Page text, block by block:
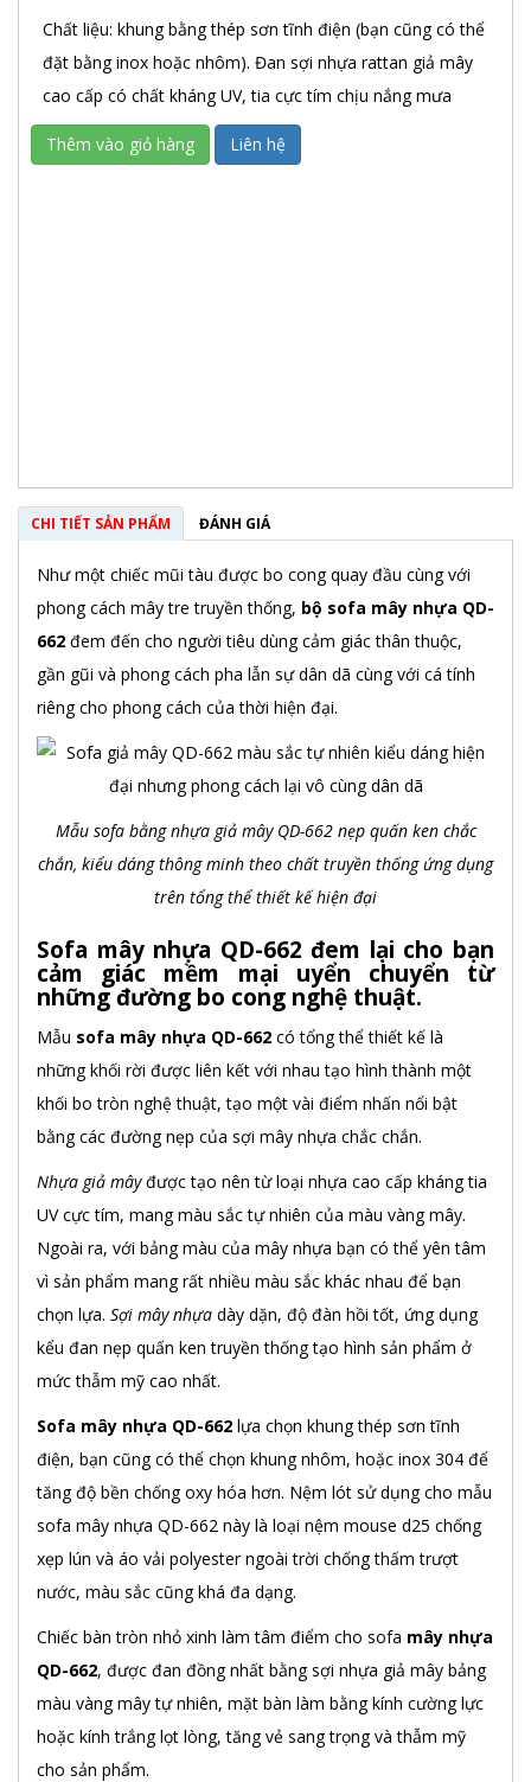
Chất liệu: khung bằng thép sơn tĩnh điện (bạn cũng có thể
đặt bằng inox hoặc nhôm). Đan sợi nhựa rattan giả mây
cao cấp có chất kháng UV, tia cực tím chịu nắng mưa
Thêm vào giỏ hàng Liên hệ
CHI TIẾT SẢN PHẨM ĐÁNH GIÁ
Như một chiếc mũi tàu được bo cong quay đầu cùng với
phong cách mây tre truyền thống, bộ sofa mây nhựa QD-
662 đem đến cho người tiêu dùng cảm giác thân thuộc,
gần gũi và phong cách pha lẫn sự dân dã cùng với cá tính
riêng cho phong cách của thời hiện đại.
Mẫu sofa bằng nhựa giả mây QD-662 nẹp quấn ken chắc
chắn, kiểu dáng thông minh theo chất truyền thống ứng dụng
trên tổng thể thiết kế hiện đại
Sofa mây nhựa QD-662 đem lại cho bạn
cảm giác mềm mại uyển chuyển từ
những đường bo cong nghệ thuật.
Mẫu sofa mây nhựa QD-662 có tổng thể thiết kế là
những khối rời được liên kết với nhau tạo hình thành một
khối bo tròn nghệ thuật, tạo một vài điểm nhấn nổi bật
bằng các đường nẹp của sợi mây nhựa chắc chắn.
Nhựa giả mâyđược tạo nên từ loại nhựa cao cấp kháng tia
UV cực tím, mang màu sắc tự nhiên của màu vàng mây.
Ngoài ra, với bảng màu của mây nhựa bạn có thể yên tâm
vì sản phẩm mang rất nhiều màu sắc khác nhau để bạn
chọn lựa. Sợi mây nhựa dày dặn, độ đàn hồi tốt, ứng dụng
kểu đan nẹp quấn ken truyền thống tạo hình sản phẩm ở
mức thẫm mỹ cao nhất.
Sofa mây nhựa QD-662 lựa chọn khung thép sơn tĩnh
điện, bạn cũng có thể chọn khung nhôm, hoặc inox 304 để
tăng độ bền chống oxy hóa hơn. Nệm lót sử dụng cho mẫu
sofa mây nhựa QD-662 này là loại nệm mouse d25 chống
xẹp lún và áo vải polyester ngoài trời chống thấm trượt
nước, màu sắc cũng khá đa dạng.
Chiếc bàn tròn nhỏ xinh làm tâm điểm cho sofa mây nhựa
QD-662, được đan đồng nhất bằng sợi nhựa giả mây bảng
màu vàng mây tự nhiên, mặt bàn làm bằng kính cường lực
hoặc kính trắng lọt lòng, tăng vẻ sang trọng và thẫm mỹ
cho sản phẩm.